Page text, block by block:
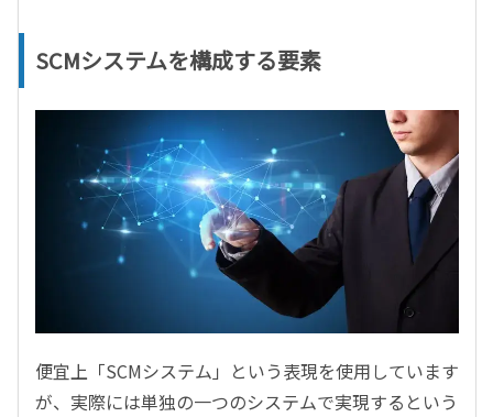
SCMシステムを構成する要素
便宜上「SCMシステム」という表現を使用しています
が、実際には単独の一つのシステムで実現するという